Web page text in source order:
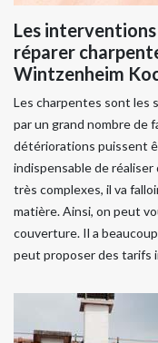
Les
réparer
Wintzenheim
Les charpentes sont les
par un grand nombre de
détériorations puissent
indispensable de
très complexes, il va
matière. Ainsi, on peut
couverture. Il a
peut proposer des tarifs